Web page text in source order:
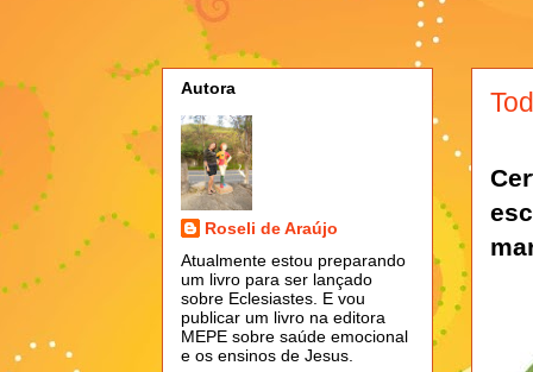
Autora
Roseli de Araújo
Atualmente estou preparando
um livro para ser lançado
sobre Eclesiastes. E vou
publicar um livro na editora
MEPE sobre saúde emocional
e os ensinos de Jesus.